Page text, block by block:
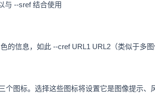
与 --sref 结合使用
的信息，如此 --cref URL1 URL2（类似于多图
个图标。选择这些图标将设置它是图像提示